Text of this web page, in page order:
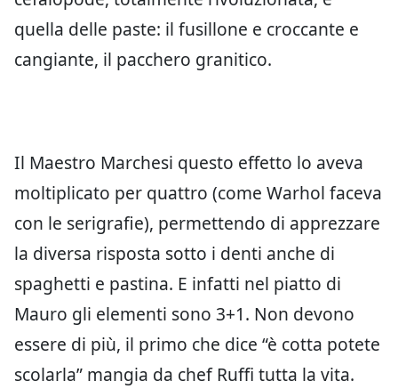
quella delle paste: il fusillone e croccante e
cangiante, il pacchero granitico.
Il Maestro Marchesi questo effetto lo aveva
moltiplicato per quattro (come Warhol faceva
con le serigrafie), permettendo di apprezzare
la diversa risposta sotto i denti anche di
spaghetti e pastina. E infatti nel piatto di
Mauro gli elementi sono 3+1. Non devono
essere di più, il primo che dice “è cotta potete
scolarla” mangia da chef Ruffi tutta la vita.